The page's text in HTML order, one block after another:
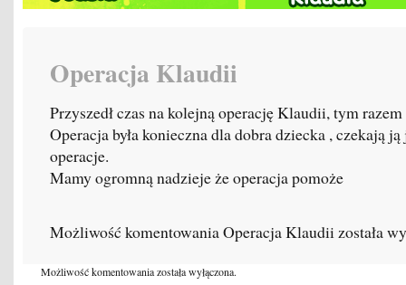
Operacja Klaudii
Przyszedł czas na kolejną operację Klaudii, tym
Operacja była konieczna dla dobra dziecka , czekają
operacje.
Mamy ogromną nadzieje że operacja pomoże
Możliwość komentowaniaOperacja Klaudiizostała
Możliwość komentowania została wyłączona.